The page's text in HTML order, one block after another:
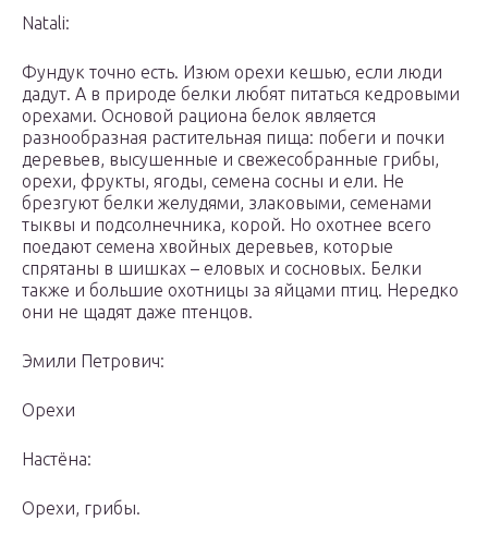
Natali:
Фундук точно есть. Изюм орехи кешью, если люди
дадут. А в природе белки любят питаться кедровыми
орехами. Основой рациона белок является
разнообразная растительная пища: побеги и почки
деревьев, высушенные и свежесобранные грибы,
орехи, фрукты, ягоды, семена сосны и ели. Не
брезгуют белки желудями, злаковыми, семенами
тыквы и подсолнечника, корой. Но охотнее всего
поедают семена хвойных деревьев, которые
спрятаны в шишках – еловых и сосновых. Белки
также и большие охотницы за яйцами птиц. Нередко
они не щадят даже птенцов.
Эмили Петрович:
Орехи
Настёна:
Орехи, грибы.